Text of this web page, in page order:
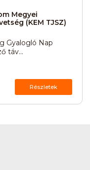
Megyei
(KEM TJSZ)
Gyalogló Nap
táv...
Részletek